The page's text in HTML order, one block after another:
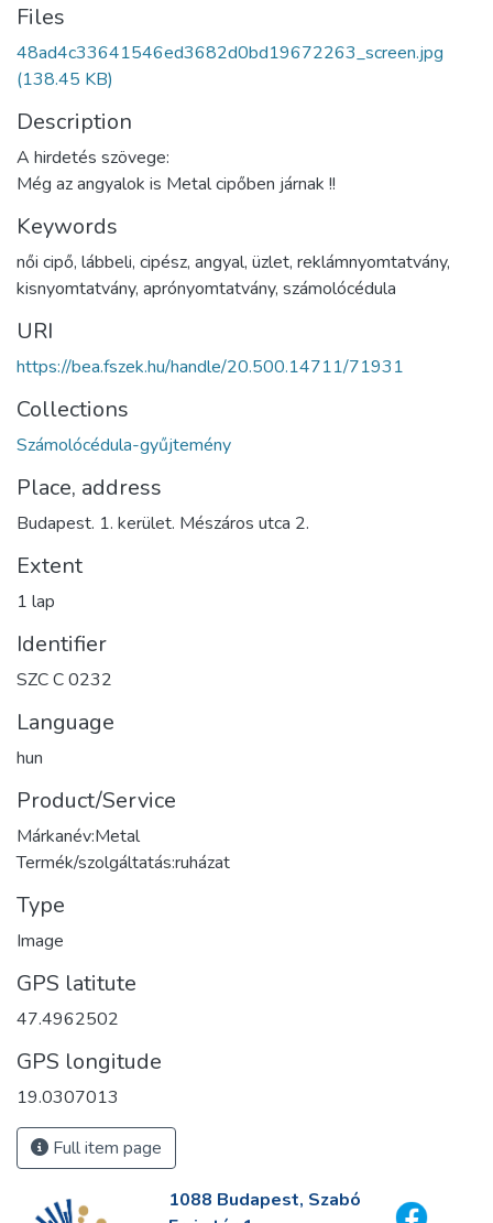
Files
48ad4c33641546ed3682d0bd19672263_screen.jpg
(138.45 KB)
Description
A hirdetés szövege:
Még az angyalok is Metal cipőben járnak !!
Keywords
női cipő, lábbeli, cipész, angyal, üzlet, reklámnyomtatvány,
kisnyomtatvány, aprónyomtatvány, számolócédula
URI
https://bea.fszek.hu/handle/20.500.14711/71931
Collections
Számolócédula-gyűjtemény
Place, address
Budapest. 1. kerület. Mészáros utca 2.
Extent
1 lap
Identifier
SZC C 0232
Language
hun
Product/Service
Márkanév:Metal
Termék/szolgáltatás:ruházat
Type
Image
GPS latitute
47.4962502
GPS longitude
19.0307013
Full item page
1088 Budapest, Szabó